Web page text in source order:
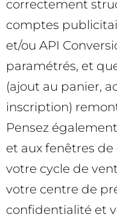
correctement
comptes
et/ou API
paramétrés, et
(ajout au panier,
inscription)
Pensez
et aux fenêtres
votre cycle de
votre centre de
confidentialité et